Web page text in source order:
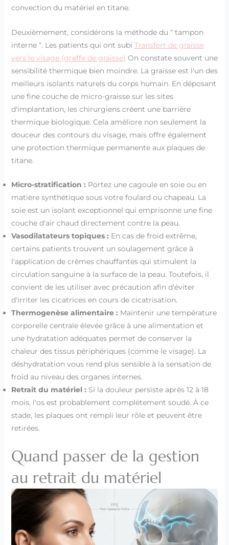
convection du matériel en titane.
Deuxièmement, considérons la méthode du “ tampon
interne ”. Les patients qui ont subi Transfert de graisse
vers le visage (greffe de graisse) On constate souvent une
sensibilité thermique bien moindre. La graisse est l'un des
meilleurs isolants naturels du corps humain. En déposant
une fine couche de micro-graisse sur les sites
d'implantation, les chirurgiens créent une barrière
thermique biologique. Cela améliore non seulement la
douceur des contours du visage, mais offre également
une protection thermique permanente aux plaques de
titane.
Micro-stratification : Portez une cagoule en soie ou en
matière synthétique sous votre foulard ou chapeau. La
soie est un isolant exceptionnel qui emprisonne une fine
couche d'air chaud directement contre la peau.
Vasodilatateurs topiques : En cas de froid extrême,
certains patients trouvent un soulagement grâce à
l'application de crèmes chauffantes qui stimulent la
circulation sanguine à la surface de la peau. Toutefois, il
convient de les utiliser avec précaution afin d'éviter
d'irriter les cicatrices en cours de cicatrisation.
Thermogenèse alimentaire : Maintenir une température
corporelle centrale élevée grâce à une alimentation et
une hydratation adéquates permet de conserver la
chaleur des tissus périphériques (comme le visage). La
déshydratation vous rend plus sensible à la sensation de
froid au niveau des organes internes.
Retrait du matériel : Si la douleur persiste après 12 à 18
mois, l'os est probablement complètement soudé. À ce
stade, les plaques ont rempli leur rôle et peuvent être
retirées.
Quand passer de la gestion
au retrait du matériel